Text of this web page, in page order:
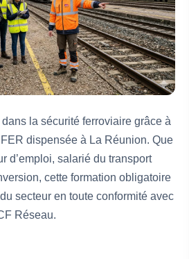
la sécurité ferroviaire grâce à
dispensée à La Réunion. Que
d’emploi, salarié du transport
cette formation obligatoire
secteur en toute conformité avec
Réseau.